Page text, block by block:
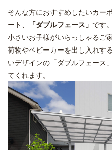
そんな方におすすめしたいカー
ート、
「ダブルフェース」 です。
小さいお子様がいらっしゃるご
荷物やベビーカーを出し入れす
いデザインの「ダブルフェース
てくれます。